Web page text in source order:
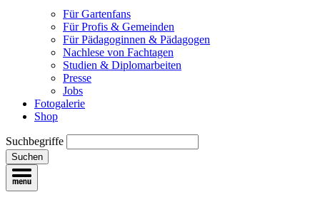
Für Gartenfans
Für Profis & Gemeinden
Für Pädagoginnen & Pädagogen
Nachlese von Fachtagen
Studien & Diplomarbeiten
Presse
Jobs
Fotogalerie
Shop
Suchbegriffe
Suchen